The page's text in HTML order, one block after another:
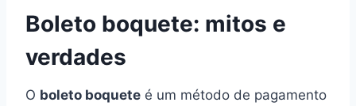
Boleto boquete: mitos e
verdades
O boleto boquete é um método de pagamento